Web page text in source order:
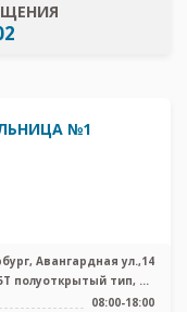
№1
Авангардная ул.,14
полуоткрытый тип, КТ
Somatom Difinition AS 6 ...
08:00-18:00